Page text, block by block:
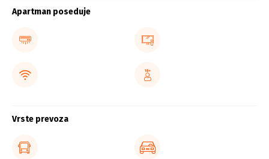
Apartman poseduje
Vrste prevoza